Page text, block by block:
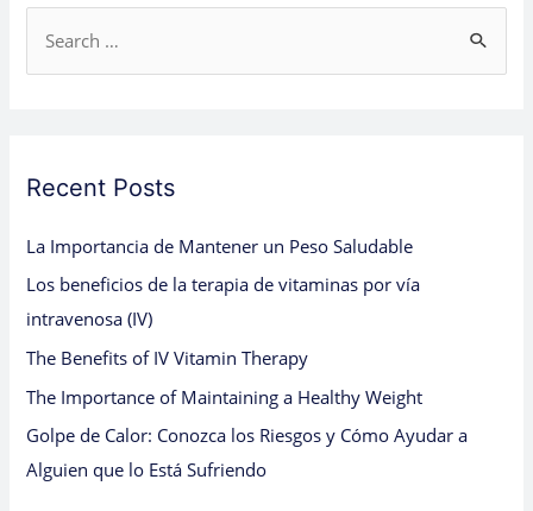
e
c
f
o
r
:
Recent Posts
La Importancia de Mantener un Peso Saludable
Los beneficios de la terapia de vitaminas por vía
intravenosa (IV)
The Benefits of IV Vitamin Therapy
The Importance of Maintaining a Healthy Weight
Golpe de Calor: Conozca los Riesgos y Cómo Ayudar a
Alguien que lo Está Sufriendo